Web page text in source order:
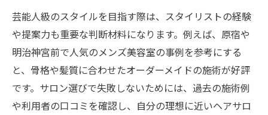
芸能人級のスタイルを目指す際は、スタイリストの経験
や提案力も重要な判断材料になります。例えば、原宿や
明治神宮前で人気のメンズ美容室の事例を参考にする
と、骨格や髪質に合わせたオーダーメイドの施術が好評
です。サロン選びで失敗しないためには、過去の施術例
や利用者の口コミを確認し、自分の理想に近いヘアサロ